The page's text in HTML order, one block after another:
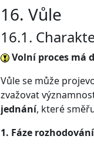
16. Vůle
16.1.
Volní proces má
Vůle se může
zvažovat
jednání, které
1. Fáze